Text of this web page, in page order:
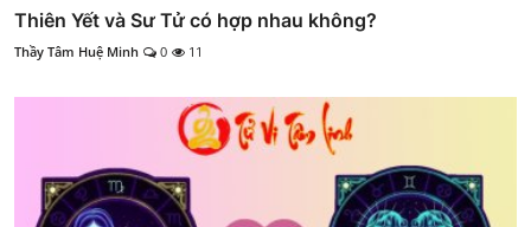
Thiên Yết và Sư Tử có hợp nhau không?
Thầy Tâm Huệ Minh 0 11